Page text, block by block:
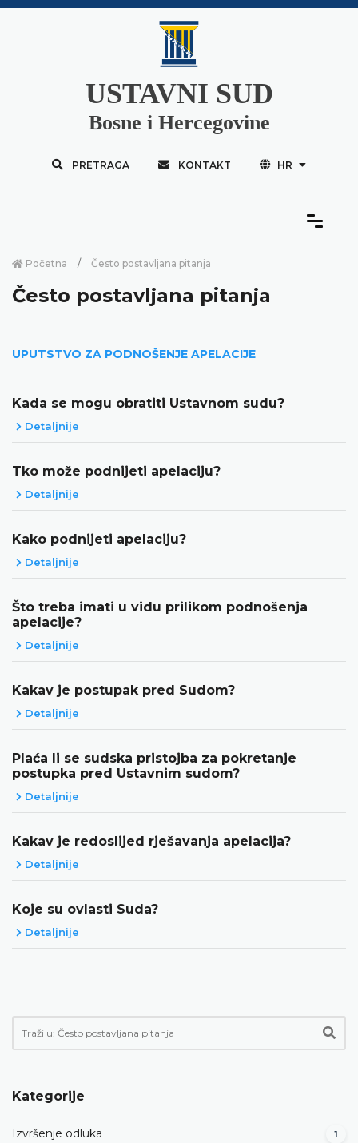
USTAVNI SUD
Bosne i Hercegovine
PRETRAGA KONTAKT HR
Početna Često postavljana pitanja
Često postavljana pitanja
UPUTSTVO ZA PODNOŠENJE APELACIJE
Kada se mogu obratiti Ustavnom sudu?
Detaljnije
Tko može podnijeti apelaciju?
Detaljnije
Kako podnijeti apelaciju?
Detaljnije
Što treba imati u vidu prilikom podnošenja
apelacije?
Detaljnije
Kakav je postupak pred Sudom?
Detaljnije
Plaća li se sudska pristojba za pokretanje
postupka pred Ustavnim sudom?
Detaljnije
Kakav je redoslijed rješavanja apelacija?
Detaljnije
Koje su ovlasti Suda?
Detaljnije
Kategorije
Izvršenje odluka 1